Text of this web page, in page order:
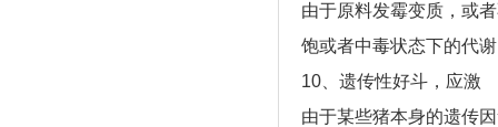
由于原料发霉变质，或
饱或者中毒状态下的代
10、遗传性好斗，应激
由于某些猪本身的遗传